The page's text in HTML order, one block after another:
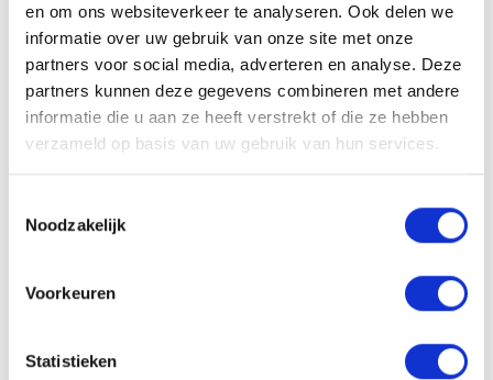
en om ons websiteverkeer te analyseren. Ook delen we
informatie over uw gebruik van onze site met onze
partners voor social media, adverteren en analyse. Deze
partners kunnen deze gegevens combineren met andere
informatie die u aan ze heeft verstrekt of die ze hebben
verzameld op basis van uw gebruik van hun services.
Noodzakelijk
Voorkeuren
Statistieken
Styling et soin avec du caractère
STMNT propose à la fois des produits de styling puissants et une
gamme complète de soins pour les cheveux, la barbe et le corps.
Descollections de styling haute performance aux essentiels du
quotidien pour le nettoyage et le soin, chaque produit est conçu
moderne.
barbershop comme à la maison. Les formules sont développées
performance maximale, une grande facilité d’utilisation